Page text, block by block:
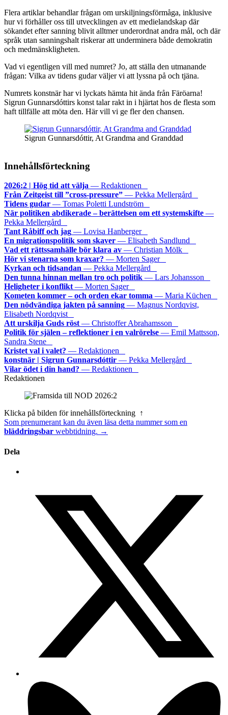
Flera artiklar behandlar frågan om urskiljningsförmåga, inklusive
hur vi förhåller oss till utvecklingen av ett medielandskap där
sökandet efter sanning blivit alltmer underordnat andra mål, och där
språk utan sanningshalt riskerar att underminera både demokratin
och medmänskligheten.
Vad vi egentligen vill med numret? Jo, att ställa den utmanande
frågan: Vilka av tidens gudar väljer vi att lyssna på och tjäna.
Numrets konstnär har vi lyckats hämta hit ända från Färöarna!
Sigrun Gunnarsdóttirs konst talar rakt in i hjärtat hos de flesta som
haft tillfälle att möta den. Här vill vi ge fler den chansen.
Sigrun Gunnarsdóttir, At Grandma and Granddad
Innehållsförteckning
2026:2 | Hög tid att välja — Redaktionen
Från Zeitgeist till ”cross-pressure” — Pekka Mellergård
Tidens gudar — Tomas Poletti Lundström
När politiken abdikerade – berättelsen om ett systemskifte —
Pekka Mellergård
Tant Råbiff och jag — Lovisa Hanberger
En migrationspolitik som skaver — Elisabeth Sandlund
Vad ett rättssamhälle bör klara av — Christian Mölk
Hör vi stenarna som kraxar? — Morten Sager
Kyrkan och tidsandan — Pekka Mellergård
Den tunna hinnan mellan tro och politik — Lars Johansson
Heligheter i konflikt — Morten Sager
Kometen kommer – och orden ekar tomma — Maria Küchen
Den nödvändiga jakten på sanning — Magnus Nordqvist,
Elisabeth Nordqvist
Att urskilja Guds röst — Christoffer Abrahamsson
Politik för själen – reflektioner i en valrörelse — Emil Mattsson,
Sandra Stene
Kristet val i valet? — Redaktionen
konstnär | Sigrun Gunnarsdóttir — Pekka Mellergård
Vilar ödet i din hand? — Redaktionen
Redaktionen
Klicka på bilden för innehållsförteckning ↑
Som prenumerant kan du även läsa detta nummer som en
bläddringsbar webbtidning. →
Dela